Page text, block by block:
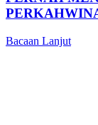
Bacaan Lanjut